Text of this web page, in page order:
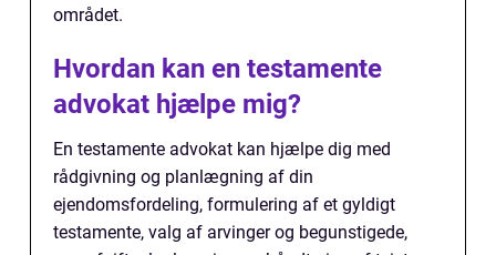
området.
Hvordan kan en testamente
advokat hjælpe mig?
En testamente advokat kan hjælpe dig med
rådgivning og planlægning af din
ejendomsfordeling, formulering af et gyldigt
testamente, valg af arvinger og begunstigede,